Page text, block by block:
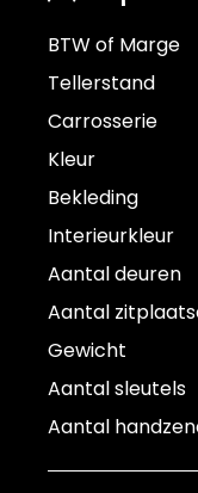
BTW of Marge
Tellerstand
Carrosserie
Kleur
Bekleding
Interieurkleur
Aantal deuren
Aantal
Gewicht
Aantal sleutels
Aantal